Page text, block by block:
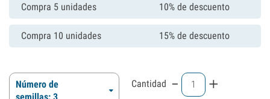
Compra 5 unidades 10% de descuento
Compra 10 unidades 15% de descuento
Número de
Cantidad - +